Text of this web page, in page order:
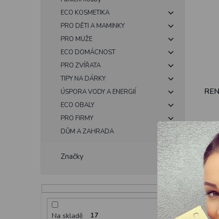
ECO KOSMETIKA
PRO DĚTI A MAMINKY
PRO MUŽE
ECO DOMÁCNOST
PRO ZVÍŘATA
TIPY NA DÁRKY
ÚSPORA VODY A ENERGIÍ
ECO OBALY
PRO FIRMY
DŮM A ZAHRADA
Značky
Na skladě 17
171
1.90
asi